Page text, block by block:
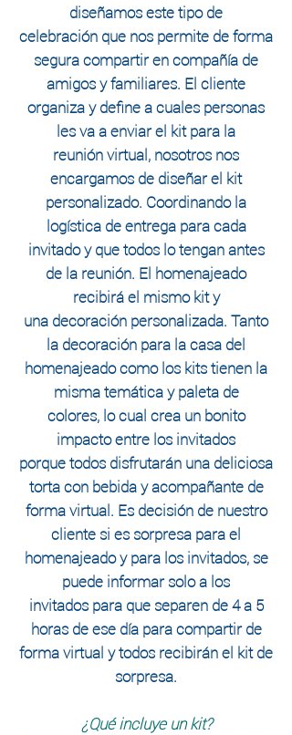
diseñamos este tipo de
celebración que nos permite de forma
segura compartir encompañía de
amigos y familiares. El cliente
organiza y define a cuales personas
les va a enviar el kit para la
reunión virtual, nosotros nos
encargamos de diseñar el kit
personalizado. Coordinando la
logísticade entrega para cada
invitado y quetodos lo tengan antes
de la reunión.​ El homenajeado
recibirá el mismo kit y
una decoración personalizada. Tanto
la decoración para la casa del
homenajeadocomo los kits tienen la
misma temática y paleta de
colores, lo cual crea un bonito
impacto entre los invitados
porque todos disfrutarán una deliciosa
torta con bebida y acompañante de
forma virtual. Es decisión de nuestro
cliente si es sorpresa para el
homenajeadoy para los invitados, se
puede informar solo a los
invitados para que separen de 4 a 5
horas de ese día para compartir de
forma virtual y todos recibiránel kit de
sorpresa.
¿Qué incluye un kit?